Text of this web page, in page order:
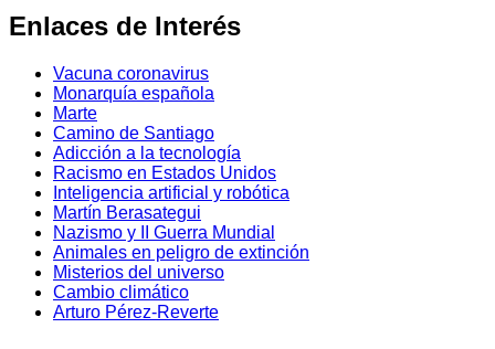
Enlaces de Interés
Vacuna coronavirus
Monarquía española
Marte
Camino de Santiago
Adicción a la tecnología
Racismo en Estados Unidos
Inteligencia artificial y robótica
Martín Berasategui
Nazismo y II Guerra Mundial
Animales en peligro de extinción
Misterios del universo
Cambio climático
Arturo Pérez-Reverte